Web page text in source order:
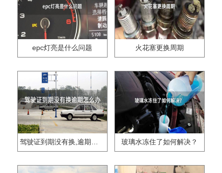
epc灯亮是什么问题 火花塞更换周期
驾驶证到期没有换,逾期怎么办?? 玻璃水冻住了如何解决？